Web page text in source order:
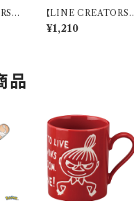
】
10
LI
【LINE CREATORS】
8.8ボウル(ちびちびう
さまる)【ちびちびうさま
¥1,210
品